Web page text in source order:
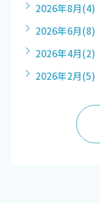
2026年8月(4)
2026年6月(8)
2026年4月(2)
2026年2月(5)